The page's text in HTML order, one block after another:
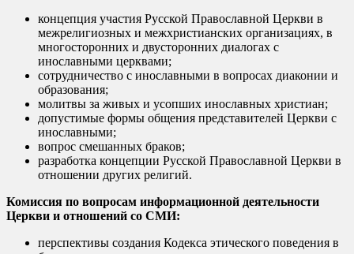
концепция участия Русской Православной Церкви в
межрелигиозных и межхристианских организациях, в
многосторонних и двусторонних диалогах с
инославными церквами;
сотрудничество с инославными в вопросах диаконии и
образования;
молитвы за живых и усопших инославных христиан;
допустимые формы общения представителей Церкви с
инославными;
вопрос смешанных браков;
разработка концепции Русской Православной Церкви в
отношении других религий.
Комиссия по вопросам информационной деятельности
Церкви и отношений со СМИ:
перспективы создания Кодекса этического поведения в